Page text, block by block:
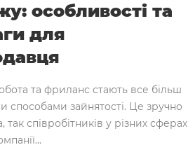
особливості та
для
та фриланс стають все більш
способами зайнятості. Це зручно
так співробітників у різних сферах